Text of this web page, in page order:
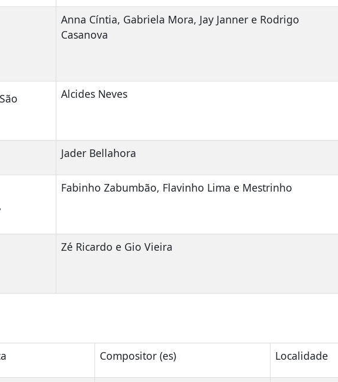
Anna Cíntia, Gabriela Mora, Jay Janner e Rodrigo
Casanova
Alcides Neves
Jader Bellahora
Fabinho Zabumbão, Flavinho Lima e Mestrinho
Zé Ricardo e Gio Vieira
Compositor (es) Localidade